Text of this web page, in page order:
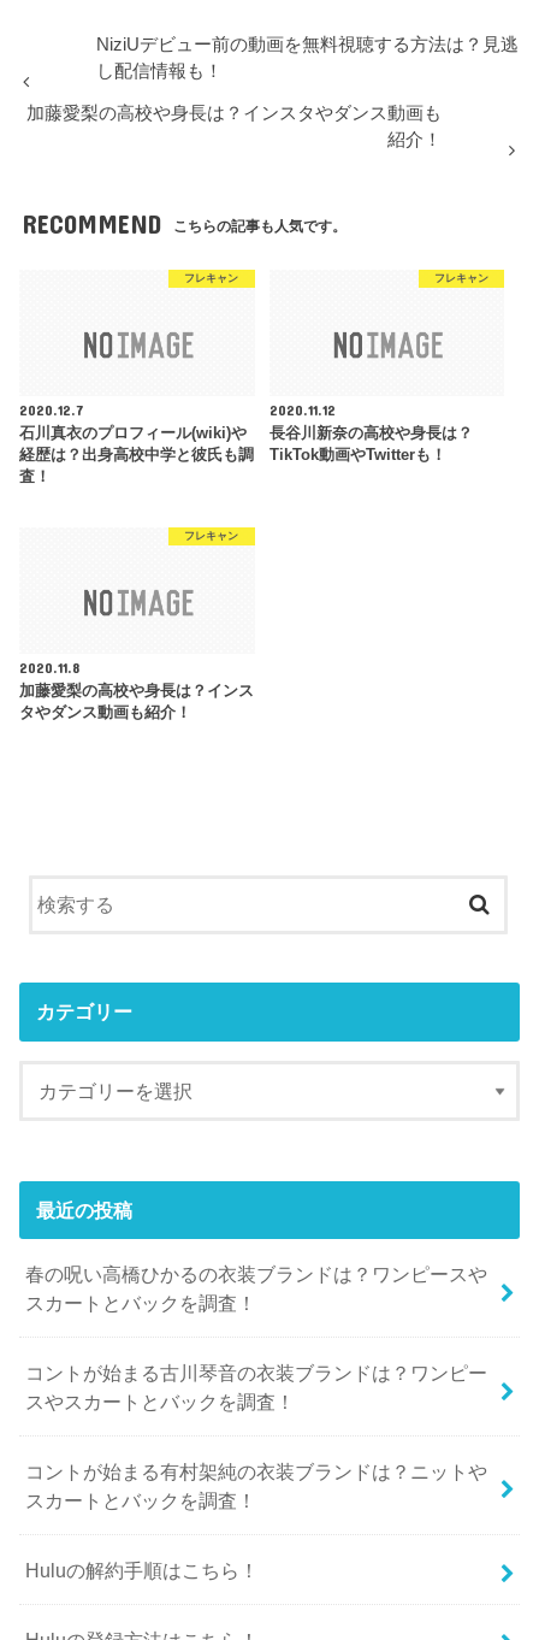
NiziUデビュー前の動画を無料視聴する方法は？見逃
し配信情報も！
加藤愛梨の高校や身長は？インスタやダンス動画も
紹介！
RECOMMEND こちらの記事も人気です。
フレキャン
2020.12.7
石川真衣のプロフィール(wiki)や
経歴は？出身高校中学と彼氏も調
査！
フレキャン
2020.11.12
長谷川新奈の高校や身長は？
TikTok動画やTwitterも！
フレキャン
2020.11.8
加藤愛梨の高校や身長は？インス
タやダンス動画も紹介！
カテゴリー
最近の投稿
春の呪い高橋ひかるの衣装ブランドは？ワンピースや
スカートとバックを調査！
コントが始まる古川琴音の衣装ブランドは？ワンピー
スやスカートとバックを調査！
コントが始まる有村架純の衣装ブランドは？ニットや
スカートとバックを調査！
Huluの解約手順はこちら！